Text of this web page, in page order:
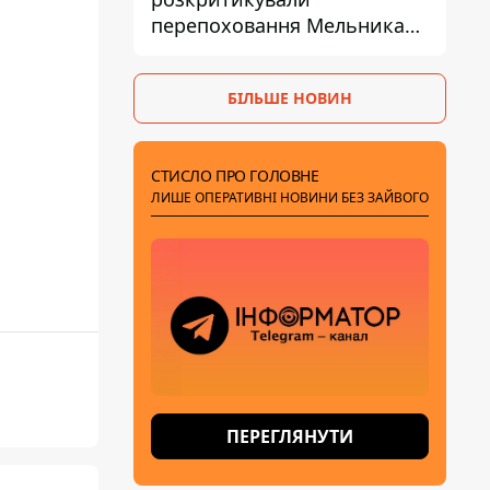
перепоховання Мельника
ізоляції
БІЛЬШЕ НОВИН
СТИСЛО ПРО ГОЛОВНЕ
ЛИШЕ ОПЕРАТИВНІ НОВИНИ БЕЗ ЗАЙВОГО
ПЕРЕГЛЯНУТИ